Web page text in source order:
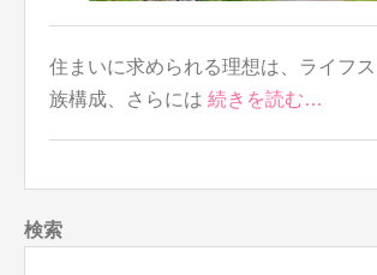
住まいに求められる理想は、ライフ
族構成、さらには 続きを読む…
検索